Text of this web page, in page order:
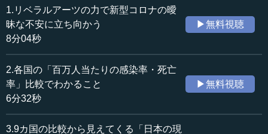
て語る。（全8話中第8話）
※インタビュアー：川上達史（テンミニッツTV編集長）
追加日：2020年4月29日
カテゴリー：
科学技術
社会・福祉
災害・防災
≪全文≫
1.リベラルアーツの力で新型コロナの曖
昧な不安に立ち向かう
8分04秒
▶無料視聴
2.各国の「百万人当たりの感染率・死亡
率」比較でわかること
6分32秒
▶無料視聴
3.9カ国の比較から見えてくる「日本の現